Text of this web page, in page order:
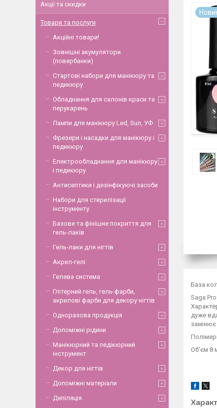
База
Saga
дуже
замінює
Об'єм 8
Акції та скидки
Товари та послуги
Акційні товари!
Зовнішні акумулятори
(повербанки)
Стартові набори для манікюру та
педикюру
Обладнання для салонів краси та
перукарень
Лампи для манікюру Led, Sun, УФ
Фрезери і насадки для манікюру і
педикюру
Електрообладнання для манікюру
і педикюру
Антисептики і дезінфікуючі засоби
Набори для стерилізації
інструменту
Базове та фінішне покриття для
гель-лаків
Гель-лаки для нігтів
Акрил-гелі
Гелева система
Глітерний гель, гель-фарби,
акрилові фарби для декору нігтів
Одноразова продукція
Допоміжні рідини
Манікюрний та педікюрний
інструмент
Декор для нігтів
Допоміжні матеріали
Депіляція